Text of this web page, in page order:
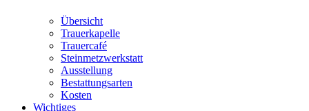
Übersicht
Trauerkapelle
Trauercafé
Steinmetzwerkstatt
Ausstellung
Bestattungsarten
Kosten
Wichtiges